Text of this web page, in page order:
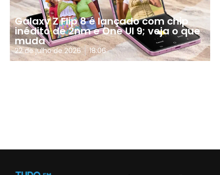
Galaxy Z Flip 8 é lançado com chip
inédito de 2nm e One UI 9; veja o que
muda
22 de julho de 2026 18:06